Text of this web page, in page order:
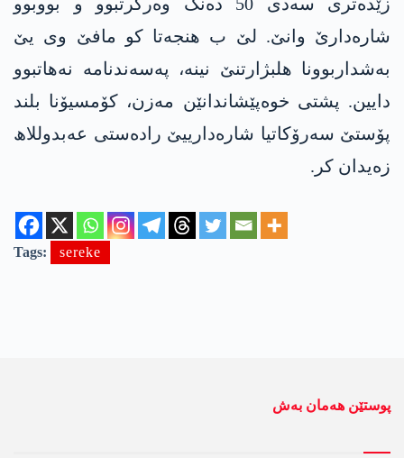
زێدەتری سەدی 50 دەنگ وەرگرتبوو و بووبوو
شارەدارێ وانێ. لێ ب ھنجەتا کو مافێ وی یێ
بەشداربوونا ھلبژارتنێ نینە، پەسەندنامە نەھاتبوو
دایین. پشتی خوەپێشاندانێن مەزن، کۆمسیۆنا بلند
پۆستێ سەرۆکاتیا شارەدارییێ رادەستی عەبدوللاھ
زەیدان کر.
Tags: sereke
پوستێن ھەمان بەش